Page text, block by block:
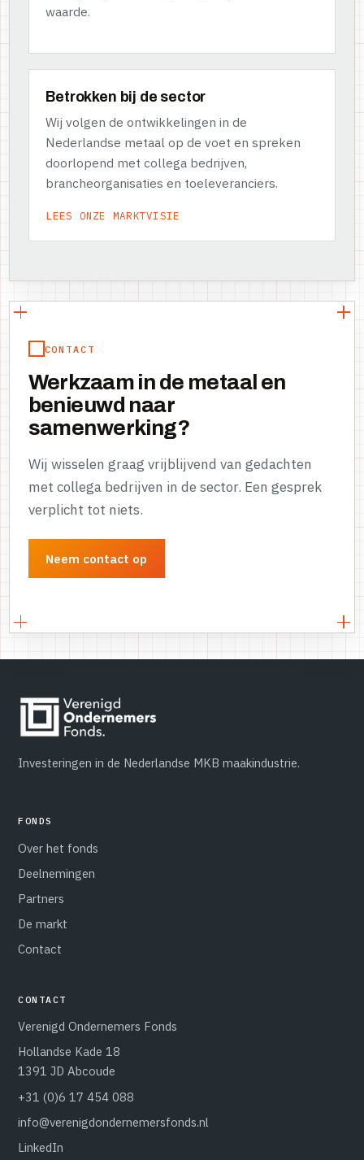
waarde.
Betrokken bij de sector
Wij volgen de ontwikkelingen in de
Nederlandse metaal op de voet en spreken
doorlopend met collega bedrijven,
brancheorganisaties en toeleveranciers.
LEES ONZE MARKTVISIE
CONTACT
Werkzaam in de metaal en
benieuwd naar
samenwerking?
Wij wisselen graag vrijblijvend van gedachten
met collega bedrijven in de sector. Een gesprek
verplicht tot niets.
Neem contact op
Investeringen in de Nederlandse MKB maakindustrie.
FONDS
Over het fonds
Deelnemingen
Partners
De markt
Contact
CONTACT
Verenigd Ondernemers Fonds
Hollandse Kade 18
1391 JD Abcoude
+31 (0)6 17 454 088
info@verenigdondernemersfonds.nl
LinkedIn